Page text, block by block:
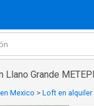
Grande
Mexico > Loft en